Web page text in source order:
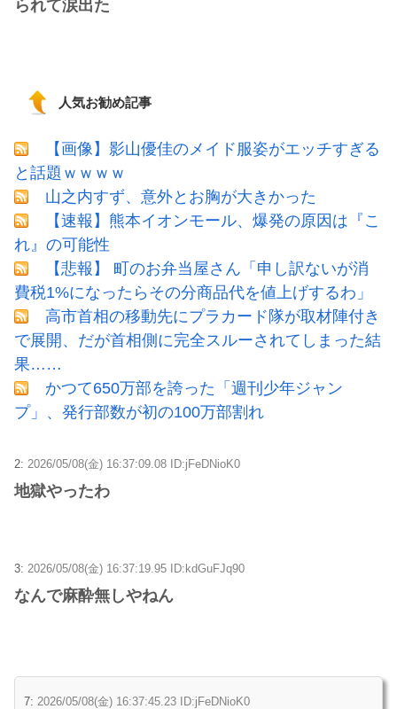
られて涙出た
人気お勧め記事
【画像】影山優佳のメイド服姿がエッチすぎる
と話題ｗｗｗｗ
山之内すず、意外とお胸が大きかった
【速報】熊本イオンモール、爆発の原因は『こ
れ』の可能性
【悲報】 町のお弁当屋さん「申し訳ないが消
費税1%になったらその分商品代を値上げするわ」
高市首相の移動先にプラカード隊が取材陣付き
で展開、だが首相側に完全スルーされてしまった結
果……
かつて650万部を誇った「週刊少年ジャン
プ」、発行部数が初の100万部割れ
2: 2026/05/08(金) 16:37:09.08 ID:jFeDNioK0
地獄やったわ
3: 2026/05/08(金) 16:37:19.95 ID:kdGuFJq90
なんで麻酔無しやねん
7: 2026/05/08(金) 16:37:45.23 ID:jFeDNioK0